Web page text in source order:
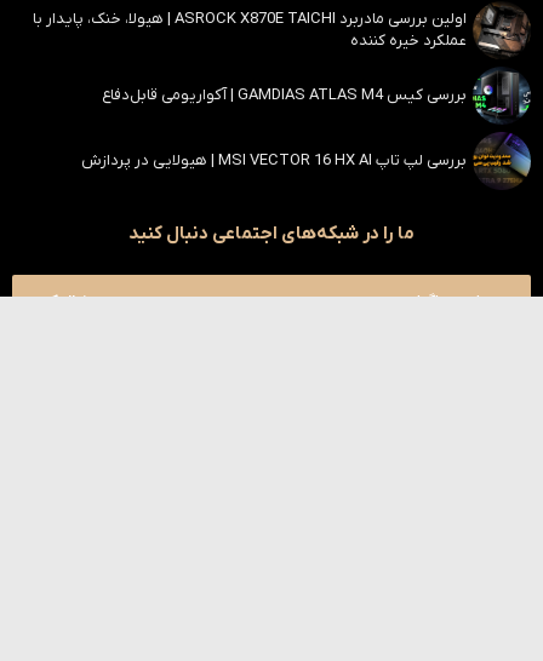
اولین بررسی مادربرد ASROCK X870E TAICHI | هیولا، خنک، پایدار با
عملکرد خیره کننده
بررسی کیس GAMDIAS ATLAS M4 | آکواریومی قابل‌دفاع
بررسی لپ تاپ MSI VECTOR 16 HX AI | هیولایی در پردازش
ما را در شبکه‌های اجتماعی دنبال کنید
اینستاگرام دنبال کنید